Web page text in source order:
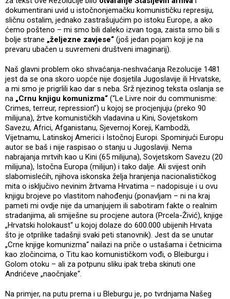
dokumentirani uvid u istočnonjemačku komunističku represiju,
sličnu ostalim, jednako zastrašujućim po istoku Europe, a ako
ćemo pošteno – mi smo bili daleko izvan toga, zaista smo bili s
bolje strane „željezne zavjese“ (još jedan pojam koji je na
prevaru ubačen u suvremeni društveni imaginarij).
Naš glavni problem oko shvaćanja-neshvaćanja Rezolucije 1481
jest da se ona skoro uopće nije dosjetila Jugoslavije ili Hrvatske,
a mi smo je prigrlili kao dar s neba. Srž njezinog teksta oslanja se
na „Crnu knjigu komunizma“ (“Le Livre noir du communisme:
Crimes, terreur, repression”) u kojoj se procjenjuju (preko 90
milijuna), žrtve komunističkih vladavina u Kini, Sovjetskom
Savezu, Africi, Afganistanu, Sjevernoj Koreji, Kambodži,
Vijetnamu, Latinskoj Americi i Istočnoj Europi. Spominjući Europu
autor se baš i nije raspisao o stanju u Jugoslaviji. Nema
nabrajanja mrtvih kao u Kini (65 milijuna), Sovjetskom Savezu (20
milijuna), Istočna Europa (milijun) i tako dalje. Ali svijest onih
slabomislećih, njihova iskonska želja hranjenja nacionalističkog
mita o isključivo nevinim žrtvama Hrvatima – nadopisuje i u ovu
knjigu brojeve po vlastitom nahođenju (ponavljam – ni na kraj
pameti mi ovdje nije da umanjujem ili sabotiram fakte o realnim
stradanjima, ali smiješne su procjene autora (Prcela-Živić), knjige
„Hrvatski holokaust“ u kojoj dolaze do 600.000 ubijenih Hrvata
što je otprilike tadašnji svaki peti stanovnik). Jest da se unutar
„Crne knjige komunizma“ nailazi na priče o ustašama i četnicima
kao zločincima, o Titu kao komunističkom vođi, o Bleiburgu i
Golom otoku – ali za potpunu sliku ipak treba skinuti one
Andrićeve „naočnjake“.
Na primjer, na putu prema i u Bleburgu je, po tvrdnjama Našeg